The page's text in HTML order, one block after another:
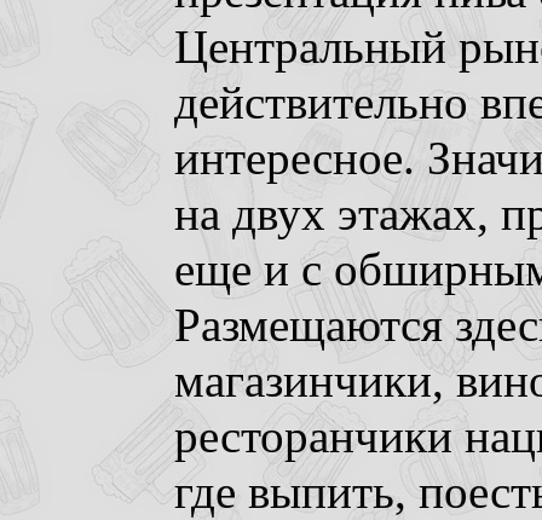
Центральный
действительно
интересное.
на двух этажах,
еще и с
Размещаются
магазинчики,
ресторанчики
где выпить,